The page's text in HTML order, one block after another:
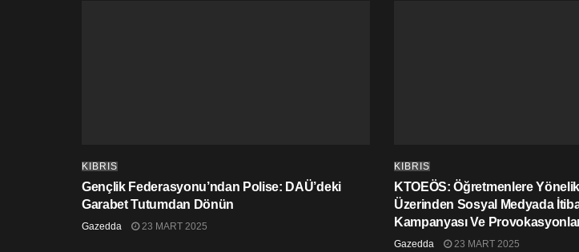
KIBRIS
Gençlik Federasyonu’ndan Polise: DAÜ’deki
Garabet Tutumdan Dönün
Gazedda 23 MART 2025
KIBRIS
KTOEÖS: Öğretmenlere
Üzerinden Sosyal Medyada
Kampanyası Ve
Gazedda 23 MART 2025